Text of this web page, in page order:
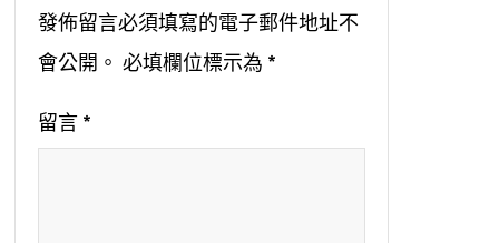
發佈留言必須填寫的電子郵件地址不
會公開。 必填欄位標示為 *
留言 *